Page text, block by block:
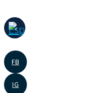
al
contenido
FB
IG